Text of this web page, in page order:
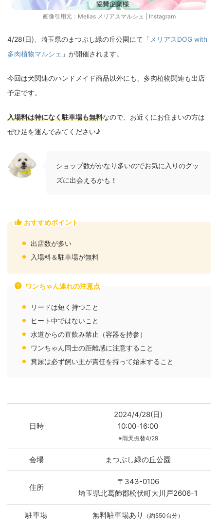
画像引用元： Melias メリアスマルシェ | Instagram
4/28(日)、埼玉県のまつぶし緑の丘公園にて「 メリアスDOG with
多肉植物マルシェ 」が開催されます。
今回は犬関連のハンドメイド商品以外にも、多肉植物関連も出店
予定です。
入場料は特になく駐車場も無料なので、お近くにお住まいの方は
ぜひ足を運んでみてください♪
ショップ数がかなり多いのでお気に入りのグッ
ズに出会えるかも！
おすすめポイント
出店数が多い
入場料＆駐車場が無料
ワンちゃん連れの注意点
リードは短く持つこと
ヒート中ではないこと
水道からの直飲み禁止（容器を持参）
ワンちゃん同士の距離感に注意すること
糞尿は必ず飼い主が責任を持って始末すること
日時
2024/4/28(日)
10:00-16:00
※雨天振替4/29
会場 まつぶし緑の丘公園
住所
〒343-0106
埼玉県北葛飾郡松伏町大川戸2606-1
駐車場 無料駐車場あり （約550台分）